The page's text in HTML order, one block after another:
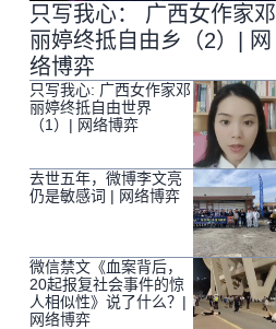
只写我心： 广西女作家邓
丽婷终抵自由乡（2）| 网
络博弈
只写我心: 广西女作家邓
丽婷终抵自由世界
（1）| 网络博弈
去世五年，微博李文亮
仍是敏感词 | 网络博弈
微信禁文《血案背后，
20起报复社会事件的惊
人相似性》说了什么？|
网络博弈